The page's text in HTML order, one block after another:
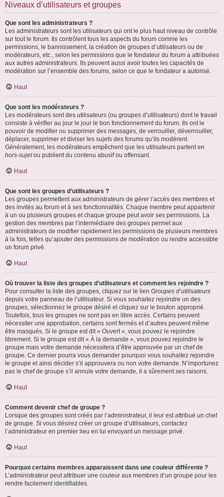
Niveaux d’utilisateurs et groupes
Que sont les administrateurs ?
Les administrateurs sont les utilisateurs qui ont le plus haut niveau de contrôle
sur tout le forum. Ils contrôlent tous les aspects du forum comme les
permissions, le bannissement, la création de groupes d’utilisateurs ou de
modérateurs, etc., selon les permissions que le fondateur du forum a attribuées
aux autres administrateurs. Ils peuvent aussi avoir toutes les capacités de
modération sur l’ensemble des forums, selon ce que le fondateur a autorisé.
Haut
Que sont les modérateurs ?
Les modérateurs sont des utilisateurs (ou groupes d’utilisateurs) dont le travail
consiste à vérifier au jour le jour le bon fonctionnement du forum. Ils ont le
pouvoir de modifier ou supprimer des messages, de verrouiller, déverrouiller,
déplacer, supprimer et diviser les sujets des forums qu’ils modèrent.
Généralement, les modérateurs empêchent que les utilisateurs partent en
hors-sujetou publient du contenu abusif ou offensant.
Haut
Que sont les groupes d’utilisateurs ?
Les groupes permettent aux administrateurs de gérer l’accès des membres et
des invités au forum et à ses fonctionnalités. Chaque membre peut appartenir
à un ou plusieurs groupes et chaque groupe peut avoir ses permissions. La
gestion des membres par l’intermédiaire des groupes permet aux
administrateurs de modifier rapidement les permissions de plusieurs membres
à la fois, telles qu’ajouter des permissions de modération ou rendre accessible
un forum privé.
Haut
Où trouver la liste des groupes d’utilisateurs et comment les rejoindre ?
Pour consulter la liste des groupes, cliquez sur le lien Groupes d’utilisateurs
depuis votre panneau de l’utilisateur. Si vous souhaitez rejoindre un des
groupes, sélectionnez le groupe désiré et cliquez sur le bouton approprié.
Toutefois, tous les groupes ne sont pas en libre accès. Certains peuvent
nécessiter une approbation, certains sont fermés et d’autres peuvent même
être masqués. Si le groupe est dit « Ouvert », vous pouvez le rejoindre
librement. Si le groupe est dit « À la demande », vous pouvez rejoindre le
groupe mais votre demande nécessitera d’être approuvée par un chef de
groupe. Ce dernier pourra vous demander pourquoi vous souhaitez rejoindre
le groupe et ainsi décider s’il approuvera ou non votre demande. N’importunez
pas le chef de groupe s’il annule votre demande, il a sûrement ses raisons.
Haut
Comment devenir chef de groupe ?
Lorsque des groupes sont créés par l’administrateur, il leur est attribué un chef
de groupe. Si vous désirez créer un groupe d’utilisateurs, contactez
l’administrateur en premier lieu en lui envoyant un message privé.
Haut
Pourquoi certains membres apparaissent dans une couleur différente ?
L’administrateur peut attribuer une couleur aux membres d’un groupe pour les
rendre facilement identifiables.